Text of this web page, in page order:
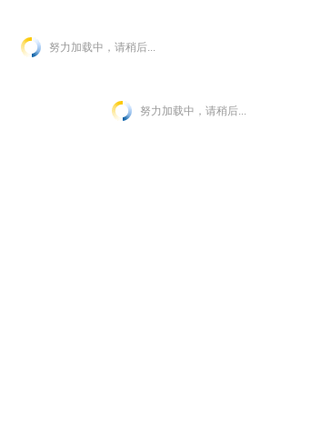
努力加载中，请稍后...
努力加载中，请稍后...